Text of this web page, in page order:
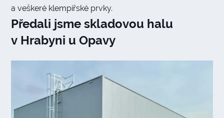
a veškeré klempířské prvky.
Předali jsme skladovou halu
v Hrabyni u Opavy